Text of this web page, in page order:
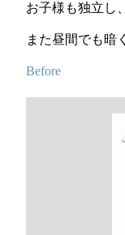
お子様も独立し
また昼間でも暗
Before